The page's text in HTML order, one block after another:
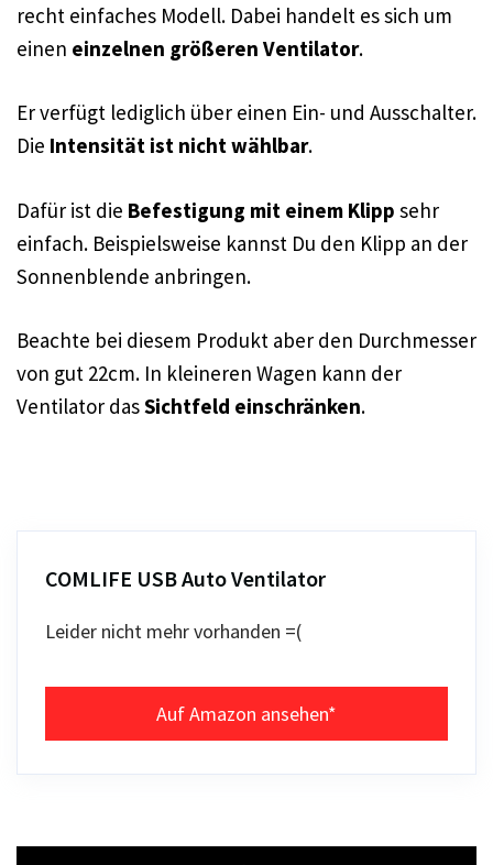
recht einfaches Modell. Dabei handelt es sich um
einen einzelnen größeren Ventilator.
Er verfügt lediglich über einen Ein- und Ausschalter.
Die Intensität ist nicht wählbar.
Dafür ist die Befestigung mit einem Klipp sehr
einfach. Beispielsweise kannst Du den Klipp an der
Sonnenblende anbringen.
Beachte bei diesem Produkt aber den Durchmesser
von gut 22cm. In kleineren Wagen kann der
Ventilator dasSichtfeld einschränken.
COMLIFE USB Auto Ventilator
Leider nicht mehr vorhanden =(
Auf Amazon ansehen*